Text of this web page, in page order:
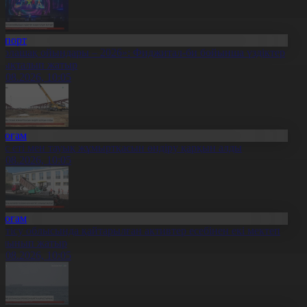
ойындары – 2026»: Фиджитал-би бойынша үздіктер
жатыр
10:05
еті мен тауық жұмыртқасын өндіру қарқын алды
10:05
облысында қайтарылған активтер есебінен екі мектеп
жатыр
10:05